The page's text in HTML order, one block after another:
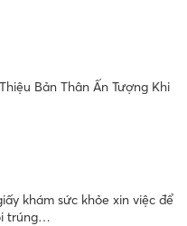
Bản Thân Ấn Tượng Khi
khám sức khỏe xin việc để
trúng…